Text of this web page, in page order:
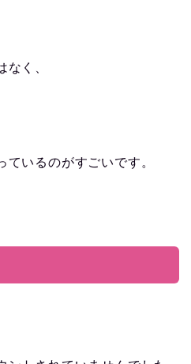
なく、
ているのがすごいです。